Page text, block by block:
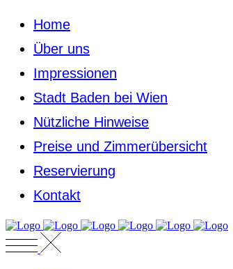
Home
Über uns
Impressionen
Stadt Baden bei Wien
Nützliche Hinweise
Preise und Zimmerübersicht
Reservierung
Kontakt